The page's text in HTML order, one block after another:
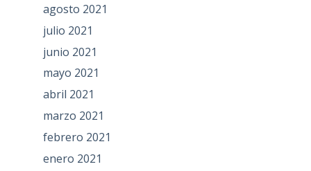
agosto 2021
julio 2021
junio 2021
mayo 2021
abril 2021
marzo 2021
febrero 2021
enero 2021